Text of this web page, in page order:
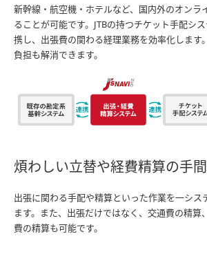
新幹線・航空機・ホテルなど、国内外のオンラ
ることが可能です。JTBの持つチケット手配シ
携し、出張費の関わる経理業務を効率化します
負担も解消できます。
煩わしい立替や経費精算の手
出張に関わる手配や精算といった作業を一シス
ます。また、出張だけではなく、交通費の精算
費の精算も可能です。